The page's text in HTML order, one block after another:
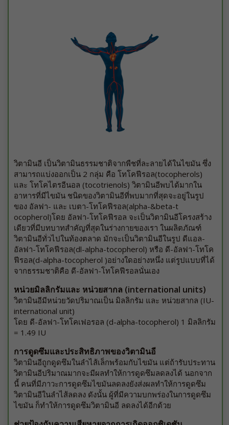
วิตามินอี เป็นวิตามินธรรมชาติจากพืชที่ละลายได้ในไขมัน ซึ่ง
สามารถแบ่งออกเป็น 2 กลุ่ม คือ โทโคฟีรอล(tocopherols)
และ โทโคไตรอีนอล (tocotrienols) วิตามินอีพบได้มากใน
อาหารที่มีไขมัน ชนิดของวิตามินอีที่พบมากที่สุดจะอยู่ในรูป
ของ อัลฟา- และ เบตา-โทโคฟีรอล(alpha-&beta-t
ocopherol)โดย อัลฟา-โทโคฟีรอล จะเป็นวิตามินอีโครงสร้าง
เดียวที่มีบทบาทสำคัญที่สุดในร่างกายของเรา ในผลิตภัณฑ์
วิตามินอีทั่วไปในท้องตลาด มักจะเป็นวิตามินอีในรูป ดีแอล-
อัลฟา-โทโคฟีรอล(dl-alpha-tocopherol) หรือ ดี-อัลฟา-โทโค
ฟีรอล(d-alpha-tocopherol )อย่างใดอย่างหนึ่ง แต่รูปแบบที่ได้
จากธรรมชาติคือ ดี-อัลฟา-โทโคฟีรอลนั่นเอง
หน่วยมิลลิกรัมและ หน่วยสากล (international units)
วิตามินอีมีหน่วยวัดปริมาณเป็น มิลลิกรัม และ หน่วยสากล (IU-
international unit)
โดย ดี-อัลฟา-โทโคเฟอรอล (d-alpha-tocopherol) 1 มิลลิกรัม
= 1.49 IU
การดูดซึมและประสิทธิภาพของวิตามินอี
วิตามินอีถูกดูดซึมในลำไส้เล็กพร้อมกับไขมัน แต่ถ้ารับประทาน
วิตามินอีปริมาณมากจะมีผลทำให้การดูดซึมลดลงได้ นอกจาก
นี้ คนที่มีภาวะการดูดซึมไขมันลดลงยังส่งผลทำให้การดูดซึม
วิตามินอีในลำไส้ลดลง ดังนั้น ผู้ที่มีความบกพร่องในการดูดซึม
ไขมัน ก็ทำให้การดูดซึมวิตามินอี ลดลงได้อีกด้วย